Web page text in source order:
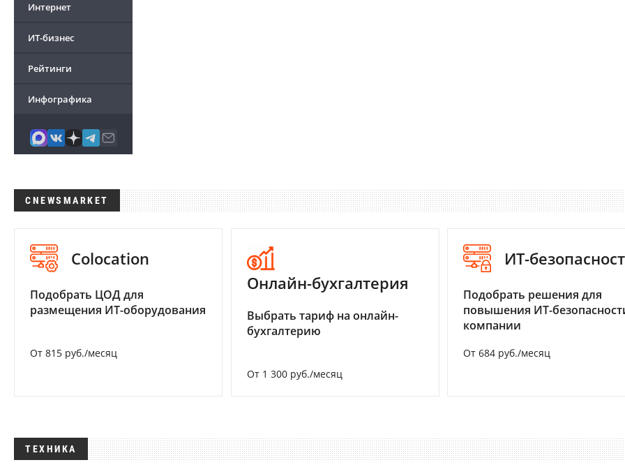
Интернет
ИТ-бизнес
Рейтинги
Инфографика
CNEWSMARKET
Colocation
Подобрать ЦОД для
размещения ИТ-оборудования
От 815 руб./месяц
Онлайн-бухгалтерия
Выбрать тариф на онлайн-
бухгалтерию
От 1 300 руб./месяц
ИТ-
Подобрать решения для
повышения ИТ-
компании
От 684 руб./месяц
ТЕХНИКА